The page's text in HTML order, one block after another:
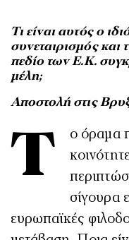
Τι είναι αυτός ο
συνεταιρισμός και
πεδίο των Ε.Κ.
μέλη;
Αποστολή στις
Το όραμα πίσω από τις ενεργειακές
σίγουρα
ευρωπαϊκές